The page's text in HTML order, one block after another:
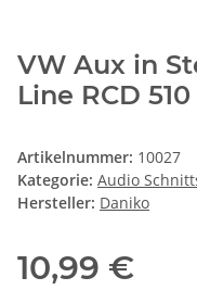
VW Aux in
Line RCD 510
Artikelnummer: 10027
Kategorie: Audio
Hersteller: Daniko
10,99 €